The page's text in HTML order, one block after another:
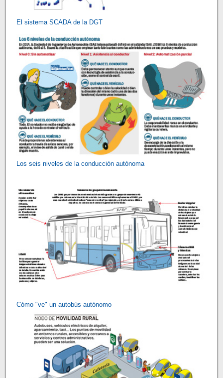
El sistema SCADA de la DGT
Los seis niveles de la conducción autónoma
Cómo "ve" un autobús autónomo